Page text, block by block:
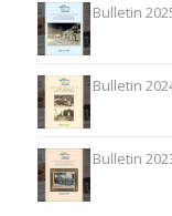
Bulletin
Bulletin
Bulletin